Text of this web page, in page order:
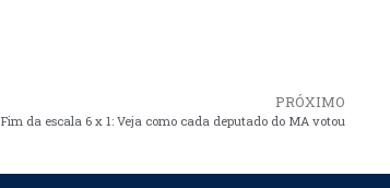
PRÓXIMO
Fim da escala 6 x 1: Veja como cada deputado do MA votou